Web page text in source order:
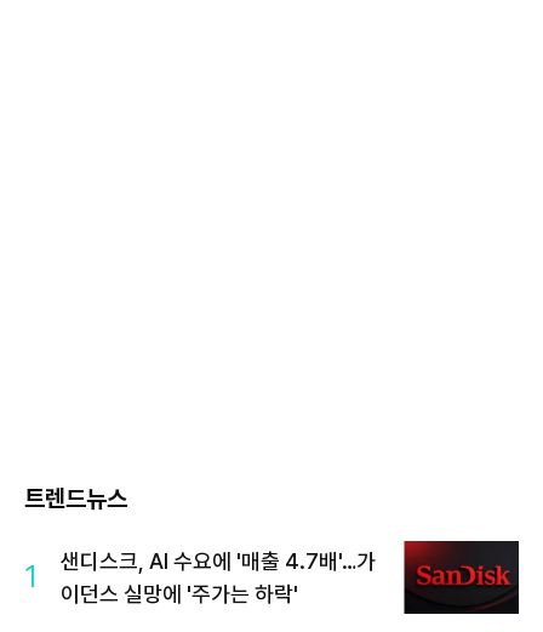
트렌드뉴스
1
샌디스크, AI 수요에 '매출 4.7배'…가
이던스 실망에 '주가는 하락'